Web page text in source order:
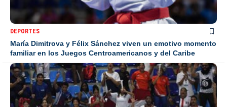
DEPORTES
María Dimitrova y Félix Sánchez viven un emotivo momento
familiar en los Juegos Centroamericanos y del Caribe